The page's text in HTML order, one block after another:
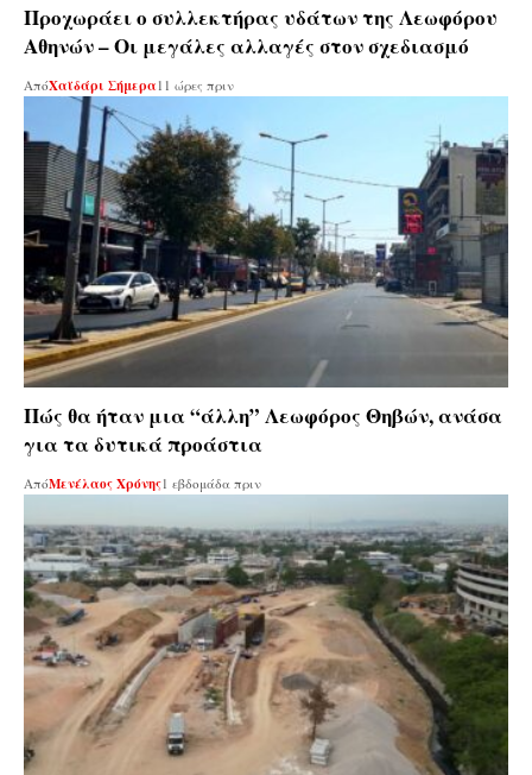
Προχωράει ο συλλεκτήρας υδάτων της Λεωφόρου
Αθηνών – Οι μεγάλες αλλαγές στον σχεδιασμό
ΑπόΧαϊδάρι Σήμερα 11 ώρες πριν
Πώς θα ήταν μια “άλλη” Λεωφόρος Θηβών, ανάσα
για τα δυτικά προάστια
ΑπόΜενέλαος Χρόνης1 εβδομάδα πριν